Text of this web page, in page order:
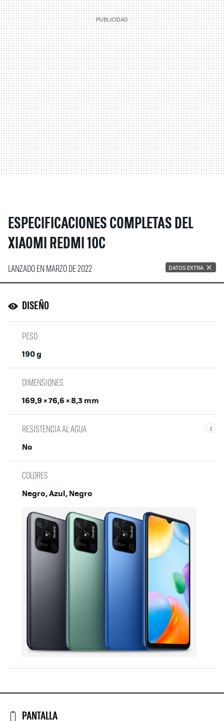
ESPECIFICACIONES COMPLETAS DEL
XIAOMI REDMI 10C
LANZADO EN MARZO DE 2022 DATOS EXTRA
DISEÑO
PESO
190 g
DIMENSIONES
169,9 × 76,6 × 8,3 mm
i
RESISTENCIA AL AGUA
No
COLORES
Negro, Azul, Negro
PANTALLA